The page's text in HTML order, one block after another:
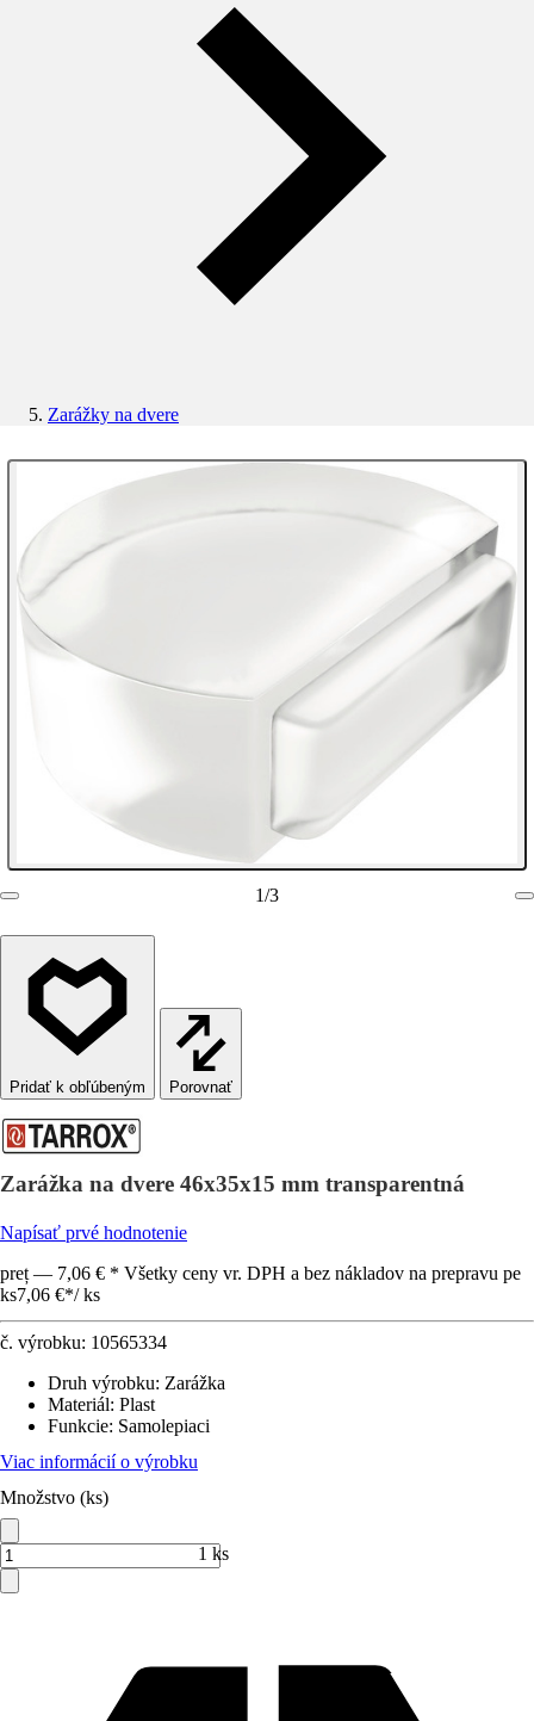
Zarážky na dvere
1/3
Porovnať
Zarážka na dvere 46x35x15 mm transparentná
Napísať prvé hodnotenie
preț — 7,06 € * Všetky ceny vr. DPH a bez nákladov na prepravu pe
ks7,06 €*/ ks
č. výrobku: 10565334
Druh výrobku: Zarážka
Materiál: Plast
Funkcie: Samolepiaci
Viac informácií o výrobku
Množstvo (ks)
1 ks